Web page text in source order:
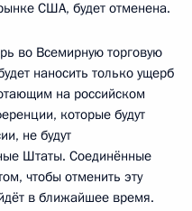
США, будет отменена.
во Всемирную торговую
наносить только ущерб
на российском
которые будут
не будут
Штаты. Соединённые
чтобы отменить эту
в ближайшее время.